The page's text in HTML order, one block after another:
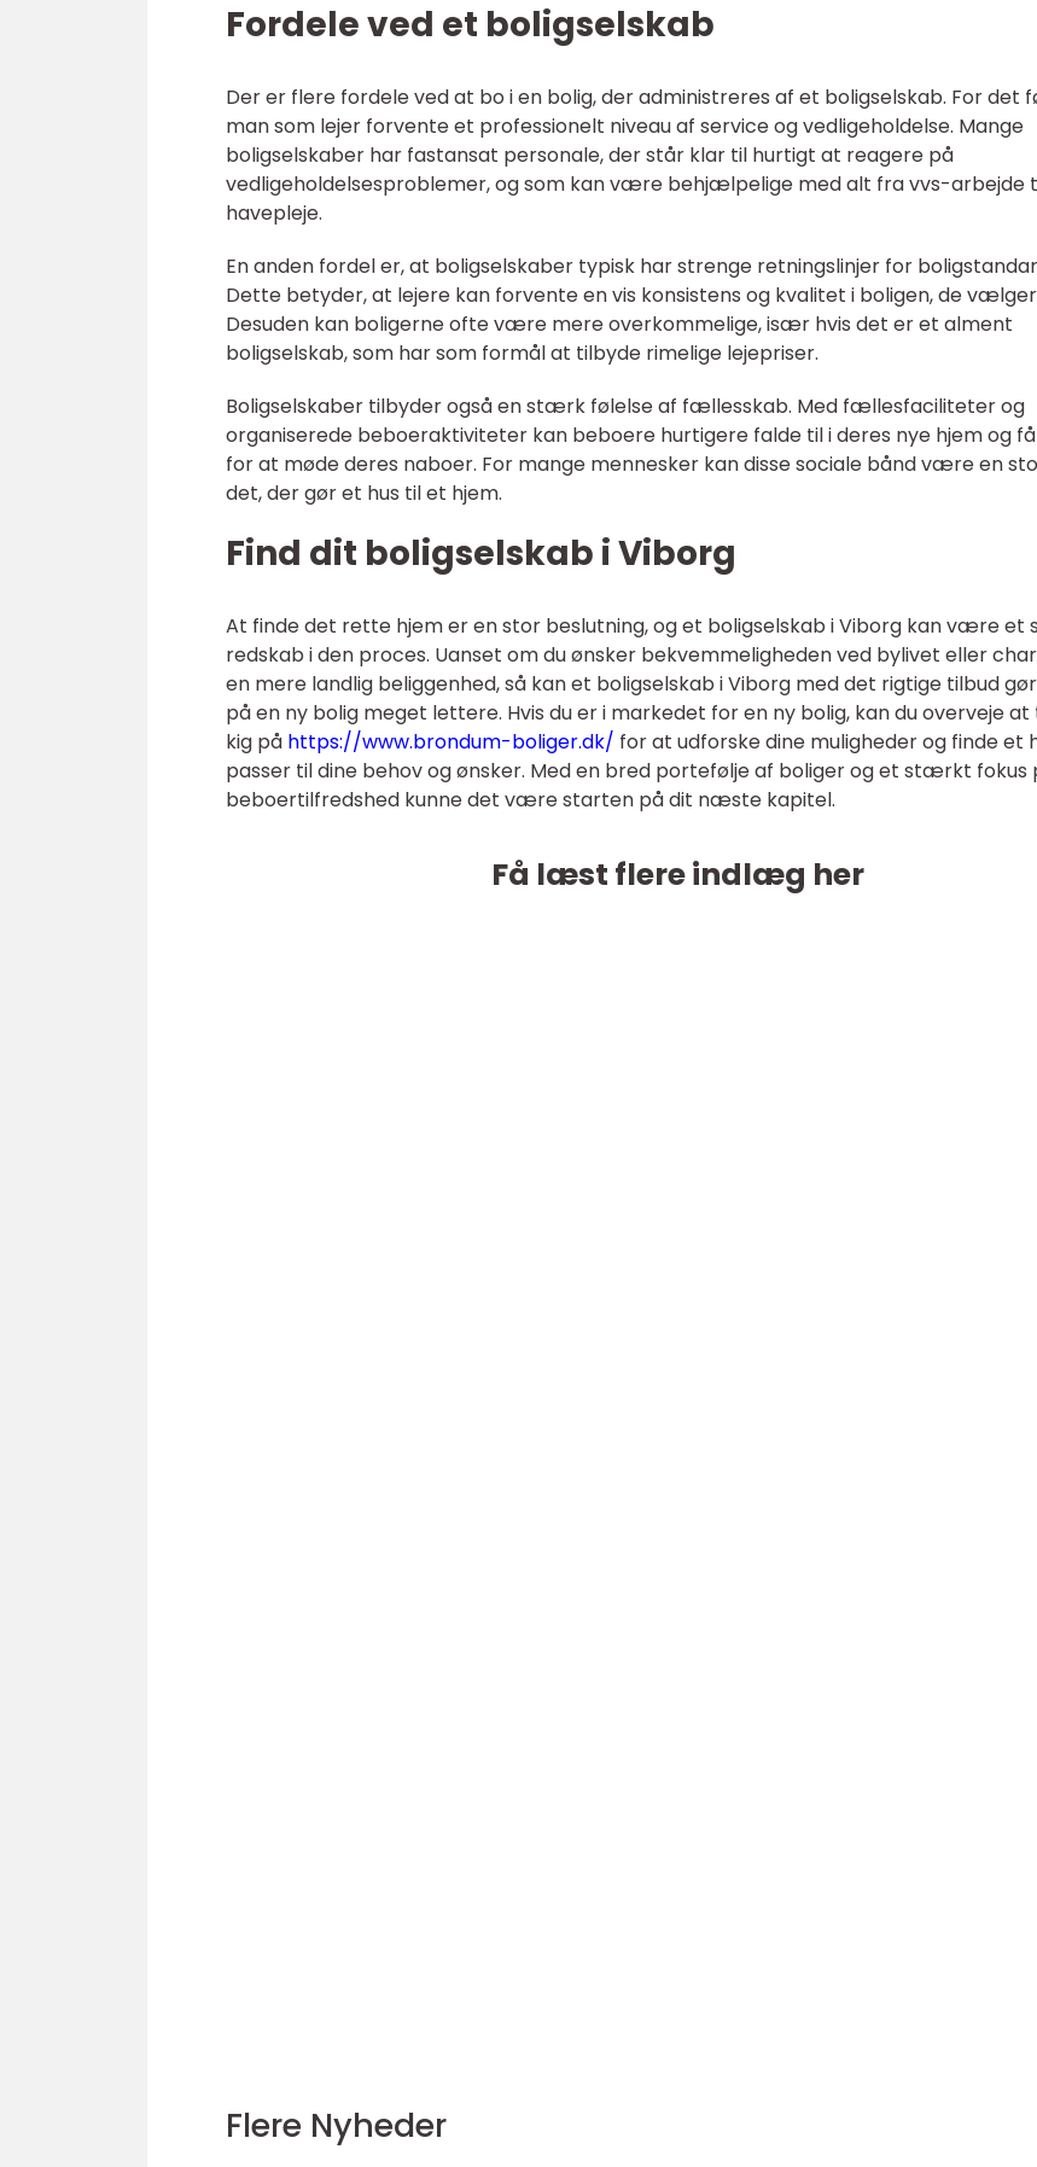
Fordele ved et boligselskab
Der er flere fordele ved at bo i en bolig, der administreres af et boligselskab. For det
man som lejer forvente et professionelt niveau af service og vedligeholdelse. Mange
boligselskaber har fastansat personale, der står klar til hurtigt at reagere på
vedligeholdelsesproblemer, og som kan være behjælpelige med alt fra vvs-arbejde
havepleje.
En anden fordel er, at boligselskaber typisk har strenge retningslinjer for
Dette betyder, at lejere kan forvente en vis konsistens og kvalitet i boligen, de
Desuden kan boligerne ofte være mere overkommelige, især hvis det er et alment
boligselskab, som har som formål at tilbyde rimelige lejepriser.
Boligselskaber tilbyder også en stærk følelse af fællesskab. Med fællesfaciliteter og
organiserede beboeraktiviteter kan beboere hurtigere falde til i deres nye hjem og
for at møde deres naboer. For mange mennesker kan disse sociale bånd være en
det, der gør et hus til et hjem.
Find dit boligselskab i Viborg
At finde det rette hjem er en stor beslutning, og et boligselskab i Viborg kan være
redskab i den proces. Uanset om du ønsker bekvemmeligheden ved bylivet eller
en mere landlig beliggenhed, så kan et boligselskab i Viborg med det rigtige tilbud
på en ny bolig meget lettere. Hvis du er i markedet for en ny bolig, kan du overveje
kig på https://www.brondum-boliger.dk/ for at udforske dine muligheder og finde et
passer til dine behov og ønsker. Med en bred portefølje af boliger og et stærkt fokus
beboertilfredshed kunne det være starten på dit næste kapitel.
Få læst flere indlæg her
Flere Nyheder